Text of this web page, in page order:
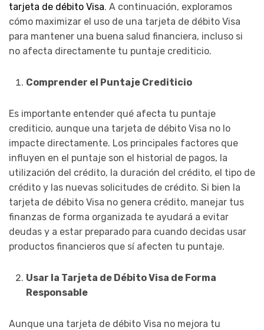
tarjeta de débito Visa. A continuación, exploramos
cómo maximizar el uso de una tarjeta de débito Visa
para mantener una buena salud financiera, incluso si
no afecta directamente tu puntaje crediticio.
Comprender el Puntaje Crediticio
Es importante entender qué afecta tu puntaje
crediticio, aunque una tarjeta de débito Visa no lo
impacte directamente. Los principales factores que
influyen en el puntaje son el historial de pagos, la
utilización del crédito, la duración del crédito, el tipo de
crédito y las nuevas solicitudes de crédito. Si bien la
tarjeta de débito Visa no genera crédito, manejar tus
finanzas de forma organizada te ayudará a evitar
deudas y a estar preparado para cuando decidas usar
productos financieros que sí afecten tu puntaje.
Usar la Tarjeta de Débito Visa de Forma
Responsable
Aunque una tarjeta de débito Visa no mejora tu